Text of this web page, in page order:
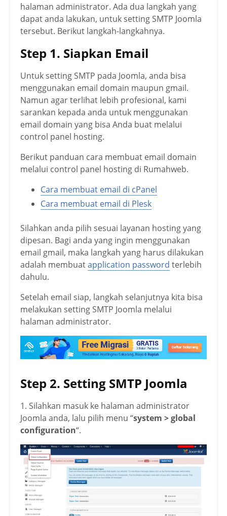
halaman administrator. Ada dua langkah yang
dapat anda lakukan, untuk setting SMTP Joomla
tersebut. Berikut langkah-langkahnya.
Step 1. Siapkan Email
Untuk setting SMTP pada Joomla, anda bisa
menggunakan email domain maupun gmail.
Namun agar terlihat lebih profesional, kami
sarankan kepada anda untuk menggunakan
email domain yang bisa Anda buat melalui
control panel hosting.
Berikut panduan cara membuat email domain
melalui control panel hosting di Rumahweb.
Cara membuat email di cPanel
Cara membuat email di Plesk
Silahkan anda pilih sesuai layanan hosting yang
dipesan. Bagi anda yang ingin menggunakan
email gmail, maka langkah yang harus dilakukan
adalah membuatapplication password terlebih
dahulu.
Setelah email siap, langkah selanjutnya kita bisa
melakukan setting SMTP Joomla melalui
halaman administrator.
Step 2. Setting SMTP Joomla
1. Silahkan masuk ke halaman administrator
Joomla anda, lalu pilih menu “system > global
configuration“.